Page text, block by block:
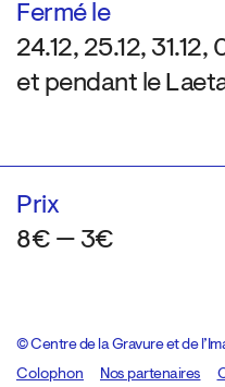
Fermé le
24.12, 25.12, 31.12,
et pendant le
Prix
8€ — 3€
© Centre de la Gravure et de
Colophon
Design:Marcel Kaczmarek, code:
Nos partenaires